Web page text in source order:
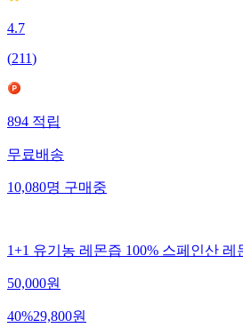
4.7
(211)
894적립
무료배송
10,080명구매중
1+1 유기농 레몬즙 100% 스페인산
50,000원
40%29,800원